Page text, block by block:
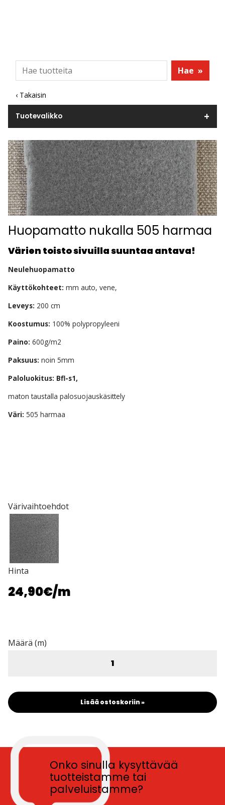
Hae »
‹ Takaisin
Tuotevalikko
Huopamatto nukalla 505 harmaa
Värien toisto sivuilla suuntaa antava!
Neulehuopamatto
Käyttökohteet: mm auto, vene,
Leveys: 200 cm
Koostumus: 100% polypropyleeni
Paino: 600g/m2
Paksuus: noin 5mm
Paloluokitus: Bfl-s1,
maton taustalla palosuojauskäsittely
Väri: 505 harmaa
Värivaihtoehdot
Hinta
24,90€/m
Määrä (m)
Lisää ostoskoriin »
Onko sinulla kysyttävää
tuotteistamme tai
palveluistamme?